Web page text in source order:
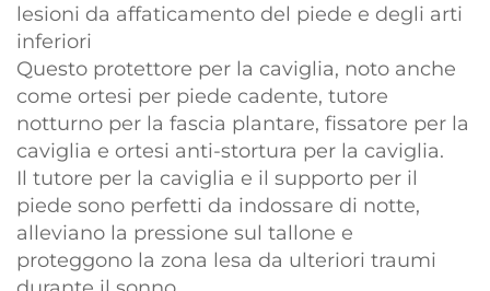
lesioni da affaticamento del piede e degli arti
inferiori
Questo protettore per la caviglia, noto anche
come ortesi per piede cadente, tutore
notturno per la fascia plantare, fissatore per la
caviglia e ortesi anti-stortura per la caviglia.
Il tutore per la caviglia e il supporto per il
piede sono perfetti da indossare di notte,
alleviano la pressione sul tallone e
proteggono la zona lesa da ulteriori traumi